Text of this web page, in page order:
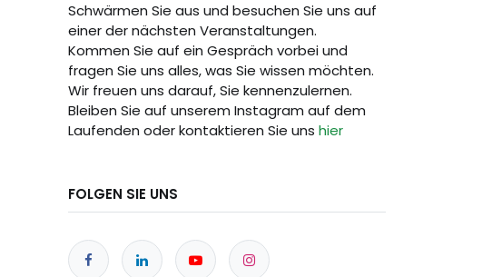
​Schwärmen Sie aus und besuchen Sie uns auf
einer der nächsten Veranstaltungen.
Kommen Sie auf ein Gespräch vorbei und
fragen Sie uns alles, was Sie wissen möchten.
Wir freuen uns darauf, Sie kennenzulernen.
Bleiben Sie auf unserem Instagram auf dem
Laufenden oder kontaktieren Sie uns hier
FOLGEN SIE UNS